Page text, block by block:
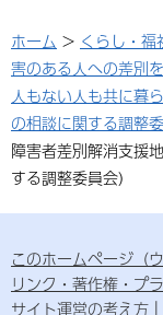
ホーム > くらし・福
害のある人への差別
人もない人も共に暮
の相談に関する調整
障害者差別解消支援
する調整委員会)
このホームページ（
リンク・著作権・プ
サイト運営の考え方